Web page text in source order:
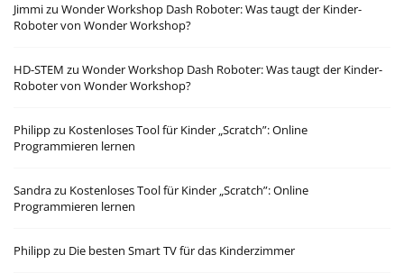
Jimmizu Wonder Workshop Dash Roboter: Was taugt der Kinder-
Roboter von Wonder Workshop?
HD-STEM zu Wonder Workshop Dash Roboter: Was taugt der Kinder-
Roboter von Wonder Workshop?
Philippzu Kostenloses Tool für Kinder „Scratch”: Online
Programmieren lernen
Sandrazu Kostenloses Tool für Kinder „Scratch”: Online
Programmieren lernen
Philippzu Die besten Smart TV für das Kinderzimmer